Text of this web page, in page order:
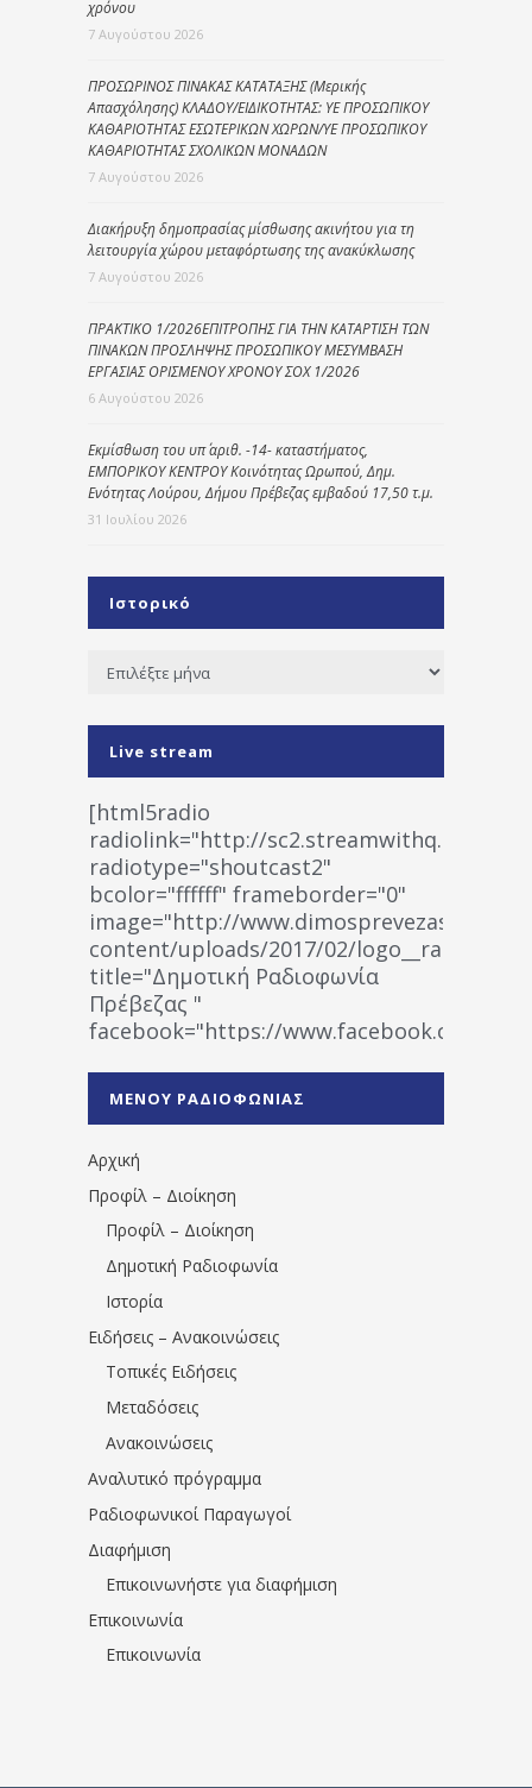
χρόνου
7 Αυγούστου 2026
ΠΡΟΣΩΡΙΝΟΣ ΠΙΝΑΚΑΣ ΚΑΤΑΤΑΞΗΣ (Μερικής
Απασχόλησης) ΚΛΑΔΟΥ/ΕΙΔΙΚΟΤΗΤΑΣ: ΥΕ ΠΡΟΣΩΠΙΚΟΥ
ΚΑΘΑΡΙΟΤΗΤΑΣ ΕΣΩΤΕΡΙΚΩΝ ΧΩΡΩΝ/ΥΕ ΠΡΟΣΩΠΙΚΟΥ
ΚΑΘΑΡΙΟΤΗΤΑΣ ΣΧΟΛΙΚΩΝ ΜΟΝΑΔΩΝ
7 Αυγούστου 2026
Διακήρυξη δημοπρασίας μίσθωσης ακινήτου για τη
λειτουργία χώρου μεταφόρτωσης της ανακύκλωσης
7 Αυγούστου 2026
ΠΡΑΚΤΙΚΟ 1/2026ΕΠΙΤΡΟΠΗΣ ΓΙΑ ΤΗΝ ΚΑΤΑΡΤΙΣΗ ΤΩΝ
ΠΙΝΑΚΩΝ ΠΡΟΣΛΗΨΗΣ ΠΡΟΣΩΠΙΚΟΥ ΜΕΣΥΜΒΑΣΗ
ΕΡΓΑΣΙΑΣ ΟΡΙΣΜΕΝΟΥ ΧΡΟΝΟΥ ΣΟΧ 1/2026
6 Αυγούστου 2026
Εκμίσθωση του υπ΄ αριθ. -14- καταστήματος,
ΕΜΠΟΡΙΚΟΥ ΚΕΝΤΡΟΥ Κοινότητας Ωρωπού, Δημ.
Ενότητας Λούρου, Δήμου Πρέβεζας εμβαδού 17,50 τ.μ.
31 Ιουλίου 2026
Ιστορικό
Ιστορικό
Live stream
[html5radio
radiolink="http://
radiotype="shoutcast2"
bcolor="ffffff" frameborder="0"
image="http://www.dimosprevezas.gr/wp-
content/uploads/2017/02/
title="Δημοτική Ραδιοφωνία
Πρέβεζας "
facebook="https://www.facebook.com/
1531194763766854/" artist="" ]
ΜΕΝΟΥ ΡΑΔΙΟΦΩΝΙΑΣ
Αρχική
Προφίλ – Διοίκηση
Προφίλ – Διοίκηση
Δημοτική Ραδιοφωνία
Ιστορία
Ειδήσεις – Ανακοινώσεις
Τοπικές Ειδήσεις
Μεταδόσεις
Ανακοινώσεις
Αναλυτικό πρόγραμμα
Ραδιοφωνικοί Παραγωγοί
Διαφήμιση
Επικοινωνήστε για διαφήμιση
Επικοινωνία
Επικοινωνία